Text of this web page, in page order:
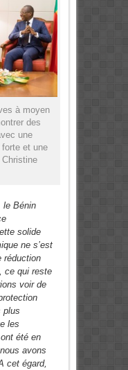
à moyen
des
une
et une
le Bénin
solide
ne s’est
réduction
ce qui reste
voir de
plus
les
été en
avons
cet égard,